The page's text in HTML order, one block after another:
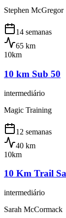
Stephen McGregor
14 semanas
65 km
10km
10 km Sub 50
intermediário
Magic Training
12 semanas
40 km
10km
10 Km Trail
intermediário
Sarah McCormack